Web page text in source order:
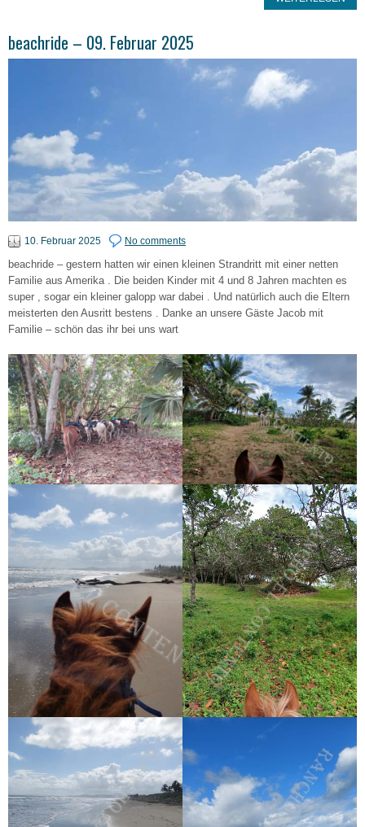
beachride – 09. Februar 2025
10. Februar 2025 No comments
beachride – gestern hatten wir einen kleinen Strandritt mit einer netten
Familie aus Amerika . Die beiden Kinder mit 4 und 8 Jahren machten es
super , sogar ein kleiner galopp war dabei . Und natürlich auch die Eltern
meisterten den Ausritt bestens . Danke an unsere Gäste Jacob mit
Familie – schön das ihr bei uns wart